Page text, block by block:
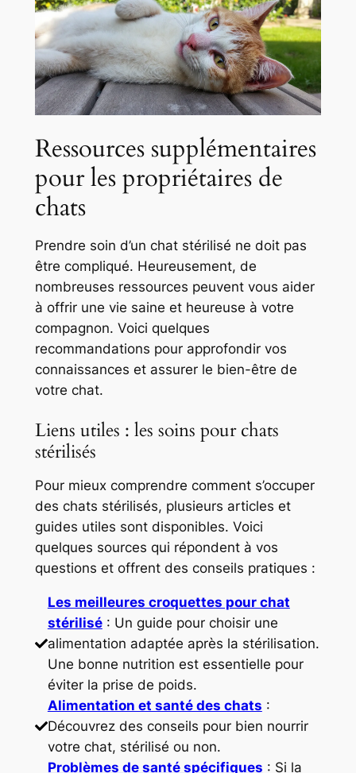
Ressources supplémentaires
pour les propriétaires de
chats
Prendre soin d’un chat stérilisé ne doit pas
être compliqué. Heureusement, de
nombreuses ressources peuvent vous aider
à offrir une vie saine et heureuse à votre
compagnon. Voici quelques
recommandations pour approfondir vos
connaissances et assurer le bien-être de
votre chat.
Liens utiles : les soins pour chats
stérilisés
Pour mieux comprendre comment s’occuper
des chats stérilisés, plusieurs articles et
guides utiles sont disponibles. Voici
quelques sources qui répondent à vos
questions et offrent des conseils pratiques :
Les meilleures croquettes pour chat
stérilisé: Un guide pour choisir une
alimentation adaptée après la stérilisation.
Une bonne nutrition est essentielle pour
éviter la prise de poids.
Alimentation et santé des chats :
Découvrez des conseils pour bien nourrir
votre chat, stérilisé ou non.
Problèmes de santé spécifiques : Si la